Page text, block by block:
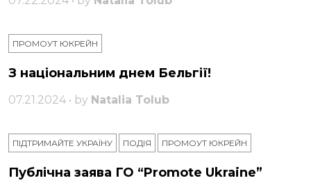
ПРОМОУТ ЮКРЕЙН
З національним днем ​​Бельгії!
07.21.2024 • by Natalia Tolub
ПІДТРИМАЙТЕ УКРАЇНУ ПОДІЯ ПРОМОУТ ЮКРЕЙН
Публічна заява ГО “Promote Ukraine”